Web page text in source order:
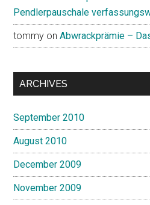
Pendlerpauschale
tommy onAbwrackprämie –
ARCHIVES
September 2010
August 2010
December 2009
November 2009